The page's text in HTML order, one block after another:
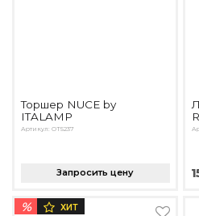
Торшер NUCE by
ITALAMP
Артикул: OT5237
Запросить цену
% ХИТ